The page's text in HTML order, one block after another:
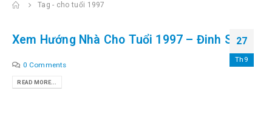
Tag - cho tuổi 1997
27
Th9
Xem Hướng Nhà Cho Tuổi 1997 – Đinh Sửu
0 Comments
READ MORE...